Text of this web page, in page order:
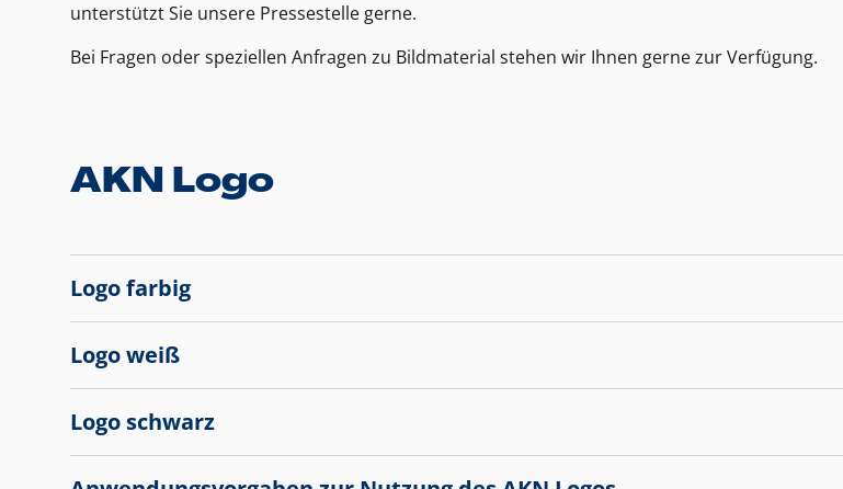
unterstützt Sie unsere Pressestelle gerne.
Bei Fragen oder speziellen Anfragen zu Bildmaterial stehen wir Ihnen gerne zur Verfügung.
AKN Logo
Logo farbig
Logo weiß
Logo schwarz